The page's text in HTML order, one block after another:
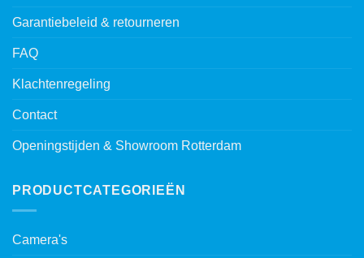
Garantiebeleid & retourneren
FAQ
Klachtenregeling
Contact
Openingstijden & Showroom Rotterdam
PRODUCTCATEGORIEËN
Camera's